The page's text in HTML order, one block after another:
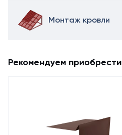
Монтаж кровли
Рекомендуем приобрести